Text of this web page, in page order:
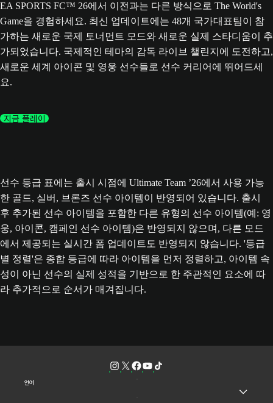
EA SPORTS FC™ 26에서 이전과는 다른 방식으로 The World's
Game을 경험하세요. 최신 업데이트에는 48개 국가대표팀이 참
가하는 새로운 국제 토너먼트 모드와 새로운 실제 스타디움이 추
가되었습니다. 국제적인 테마의 감독 라이브 챌린지에 도전하고,
새로운 세계 아이콘 및 영웅 선수들로 선수 커리어에 뛰어드세
요.
지금 플레이
선수 등급 표에는 출시 시점에 Ultimate Team ’26에서 사용 가능
한 골드, 실버, 브론즈 선수 아이템이 반영되어 있습니다. 출시
후 추가된 선수 아이템을 포함한 다른 유형의 선수 아이템(예: 영
웅, 아이콘, 캠페인 선수 아이템)은 반영되지 않으며, 다른 모드
에서 제공되는 실시간 폼 업데이트도 반영되지 않습니다. '등급
별 정렬'은 종합 등급에 따라 아이템을 먼저 정렬하고, 아이템 속
성이 아닌 선수의 실제 성적을 기반으로 한 주관적인 요소에 따
라 추가적으로 순서가 매겨집니다.
언어